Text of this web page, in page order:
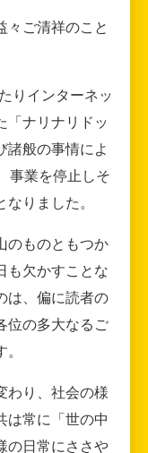
々ご清祥のこと
りインターネッ
「ナリナリドッ
諸般の事情によ
事業を停止しそ
りました。
のものともつか
も欠かすことな
は、偏に読者の
位の多大なるご
わり、社会の様
は常に「世の中
の日常にささや